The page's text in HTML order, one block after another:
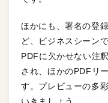
ほかにも、署名の登
ど、ビジネスシーン
PDFに欠かせない注
され、ほかのPDFリ
す。プレビューの多